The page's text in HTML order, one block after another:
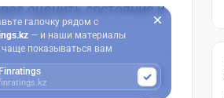
оценить состояние и
галочку рядом с
— и наши материалы
чаще показываться вам
Finratings